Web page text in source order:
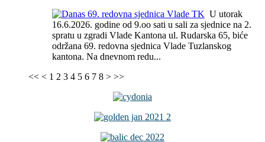
U utorak
16.6.2026. godine od 9.oo sati u sali za sjednice na 2.
spratu u zgradi Vlade Kantona ul. Rudarska 65, biće
održana 69. redovna sjednica Vlade Tuzlanskog
kantona. Na dnevnom redu...
<< < 1 2 3 4 5 6 7 8 > >>